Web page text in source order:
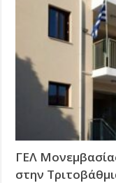
ΓΕΛ
στην